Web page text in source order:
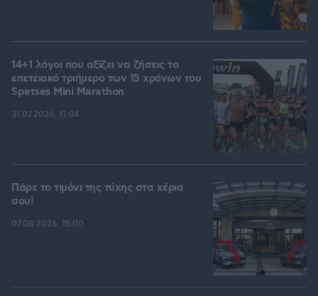
14+1 λόγοι που αξίζει να ζήσεις το
επετειακό τριήμερο των 15 χρόνων του
Spetses Mini Marathon
31.07.2026, 11:04
Πάρε το τιμόνι της τύχης στα χέρια
σου!
07.08.2026, 15:00